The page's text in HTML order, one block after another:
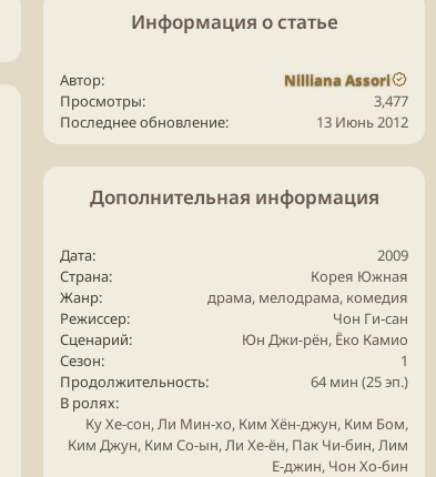
Информация о статье
Автор
Nilliana Assori
Просмотры
3,477
Последнее обновление
13 Июнь 2012
Дополнительная информация
Дата
2009
Страна
Корея Южная
Жанр
драма, мелодрама, комедия
Режиссер
Чон Ги-сан
Сценарий
Юн Джи-рён, Ёко Камио
Сезон
1
Продолжительность
64 мин (25 эп.)
В ролях
Ку Хе-сон, Ли Мин-хо, Ким Хён-джун, Ким Бом,
Ким Джун, Ким Со-ын, Ли Хе-ён, Пак Чи-бин, Лим
Е-джин, Чон Хо-бин